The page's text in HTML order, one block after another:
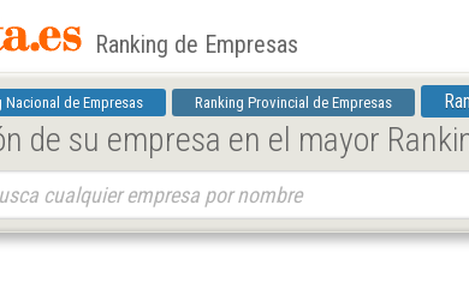
Ranking de Empresas
Nacional de Empresas Ranking Provincial de Empresas
de su empresa en el mayor